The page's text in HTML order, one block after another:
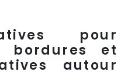
pour
bordures et
autour